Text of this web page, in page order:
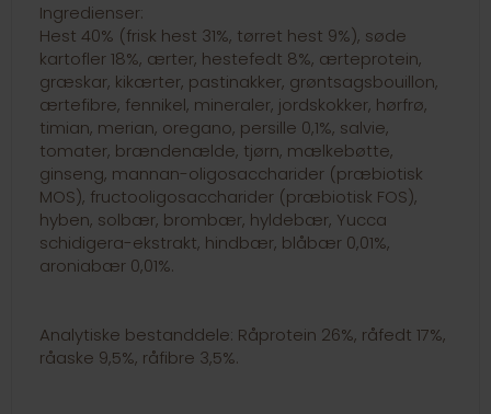
Ingredienser:
Hest 40% (frisk hest 31%, tørret hest 9%), søde
kartofler 18%, ærter, hestefedt 8%, ærteprotein,
græskar, kikærter, pastinakker, grøntsagsbouillon,
ærtefibre, fennikel, mineraler, jordskokker, hørfrø,
timian, merian, oregano, persille 0,1%, salvie,
tomater, brændenælde, tjørn, mælkebøtte,
ginseng, mannan-oligosaccharider (præbiotisk
MOS), fructooligosaccharider (præbiotisk FOS),
hyben, solbær, brombær, hyldebær, Yucca
schidigera-ekstrakt, hindbær, blåbær 0,01%,
aroniabær 0,01%.
Analytiske bestanddele: Råprotein 26%, råfedt 17%,
råaske 9,5%, råfibre 3,5%.